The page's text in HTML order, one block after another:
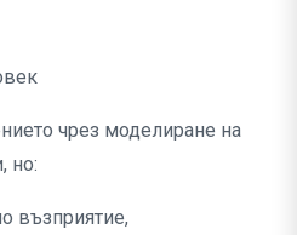
чрез моделиране на
но:
възприятие,